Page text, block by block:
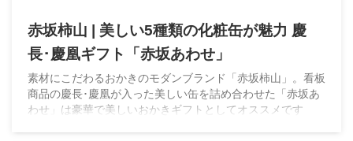
赤坂柿山 | 美しい5種類の化粧缶が魅力 慶
長･慶凰ギフト「赤坂あわせ」
素材にこだわるおかきのモダンブランド「赤坂柿山」。看板
商品の慶長･慶凰が入った美しい缶を詰め合わせた「赤坂あ
わせ」は豪華で美しいおかきギフトとしてオススメです